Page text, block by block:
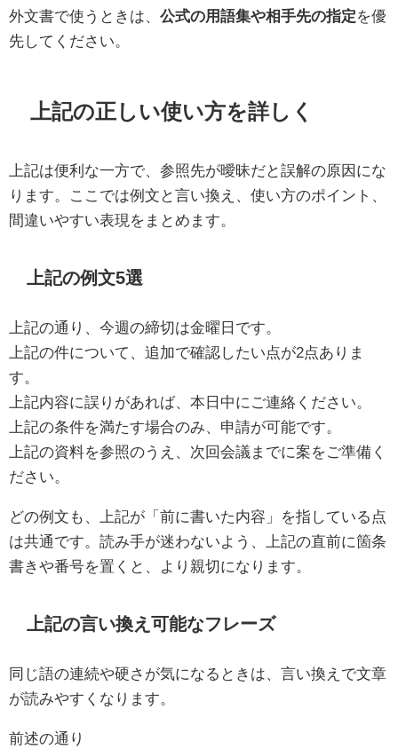
外文書で使うときは、 公式の用語集や相手先の指定を優
先してください。
上記の正しい使い方を詳しく
上記は便利な一方で、参照先が曖昧だと誤解の原因にな
ります。ここでは例文と言い換え、使い方のポイント、
間違いやすい表現をまとめます。
上記の例文5選
上記の通り、今週の締切は金曜日です。
上記の件について、追加で確認したい点が2点ありま
す。
上記内容に誤りがあれば、本日中にご連絡ください。
上記の条件を満たす場合のみ、申請が可能です。
上記の資料を参照のうえ、次回会議までに案をご準備く
ださい。
どの例文も、上記が「前に書いた内容」を指している点
は共通です。読み手が迷わないよう、上記の直前に箇条
書きや番号を置くと、より親切になります。
上記の言い換え可能なフレーズ
同じ語の連続や硬さが気になるときは、言い換えで文章
が読みやすくなります。
前述の通り